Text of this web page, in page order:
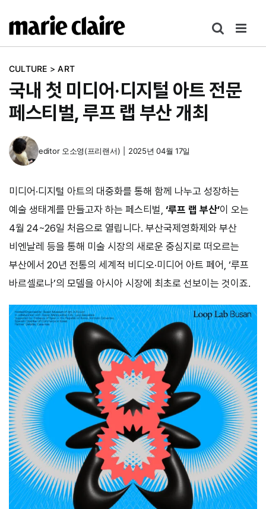
텐
건
기
CULTURE > ART
국내 첫 미디어·디지털 아트 전문
페스티벌, 루프 랩 부산 개최
editor 오소영(프리랜서) 2025년 04월 17일
미디어·디지털 아트의 대중화를 통해 함께 나누고 성장하는
예술 생태계를 만들고자 하는 페스티벌, ‘루프 랩 부산’이 오는
4월 24~26일 처음으로 열립니다. 부산국제영화제와 부산
비엔날레 등을 통해 미술 시장의 새로운 중심지로 떠오르는
부산에서 20년 전통의 세계적 비디오·미디어 아트 페어, ‘루프
바르셀로나’의 모델을 아시아 시장에 최초로 선보이는 것이죠.